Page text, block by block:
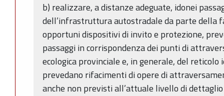
b) realizzare, a distanze adeguate, idonei
dell’infrastruttura autostradale da parte della
opportuni dispositivi di invito e protezione,
passaggi in corrispondenza dei punti di
ecologica provinciale e, in generale, del
prevedano rifacimenti di opere di
anche non previsti all’attuale livello di